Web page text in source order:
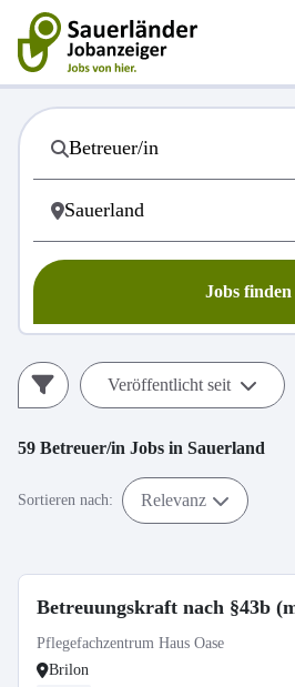
Jobs finden
Veröffentlicht seit
59 Betreuer/in Jobs in Sauerland
Sortieren nach: Relevanz
Betreuungskraft nach §43b
Pflegefachzentrum Haus Oase
Brilon